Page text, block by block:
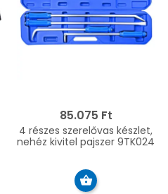
85.075 Ft
4 részes szerelővas készlet,
nehéz kivitel pajszer 9TK024